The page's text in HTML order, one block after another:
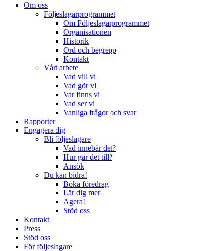
Om oss
Följeslagarprogrammet
Om Följeslagarprogrammet
Organisationen
Historik
Ord och begrepp
Kontakt
Vårt arbete
Vad vill vi
Vad gör vi
Var finns vi
Vad ser vi
Vanliga frågor och svar
Rapporter
Engagera dig
Bli följeslagare
Vad innebär det?
Hur går det till?
Ansök
Du kan bidra!
Boka föredrag
Lär dig mer
Agera!
Stöd oss
Kontakt
Press
Stöd oss
För följeslagare